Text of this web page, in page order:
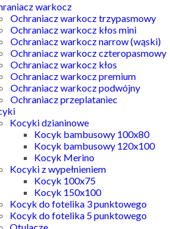
warkocz
Ochraniacz warkocz trzypasmowy
Ochraniacz warkocz kłos mini
Ochraniacz warkocz narrow (wąski)
Ochraniacz warkocz czteropasmowy
Ochraniacz warkocz kłos
Ochraniacz warkocz premium
Ochraniacz warkocz podwójny
Ochraniacz przeplataniec
Kocyki dzianinowe
Kocyk bambusowy 100x80
Kocyk bambusowy 120x100
Kocyk Merino
Kocyki z wypełnieniem
Kocyk 100x75
Kocyk 150x100
Kocyk do fotelika 3 punktowego
Kocyk do fotelika 5 punktowego